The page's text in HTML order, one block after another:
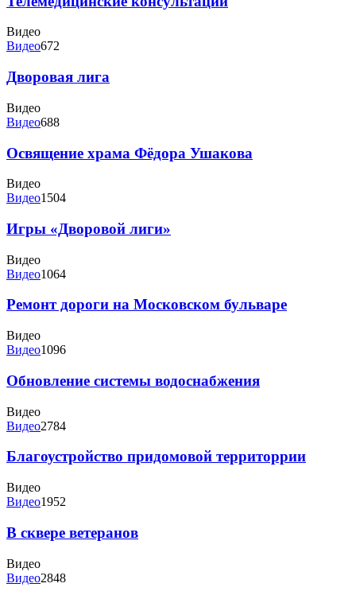
Видео
Видео672
Дворовая лига
Видео
Видео688
Освящение храма Фёдора Ушакова
Видео
Видео1504
Игры «Дворовой лиги»
Видео
Видео1064
Ремонт дороги на Московском бульваре
Видео
Видео1096
Обновление системы водоснабжения
Видео
Видео2784
Благоустройство придомовой территоррии
Видео
Видео1952
В сквере ветеранов
Видео
Видео2848